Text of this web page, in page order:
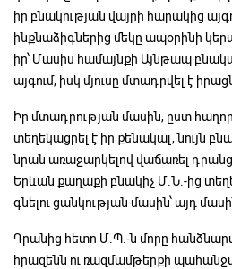
իր բնակության վայրի հարակից
ինքնաձիգներից մեկը ապօրինի
իր՝ Մասիս համայնքի Այնթապ
այգում, իսկ մյուսը մտադրվել է
Իր մտադրության մասին, ըստ
տեղեկացրել է իր քենակալ, նույն
նրան առաջարկելով վաճառել
Երևան քաղաքի բնակիչ Մ.Ն.-ից
գնելու ցանկության մասին՝ այդ
Դրանից հետո Մ.Պ.-ն մորը
հրազենն ու ռազմամթերքի